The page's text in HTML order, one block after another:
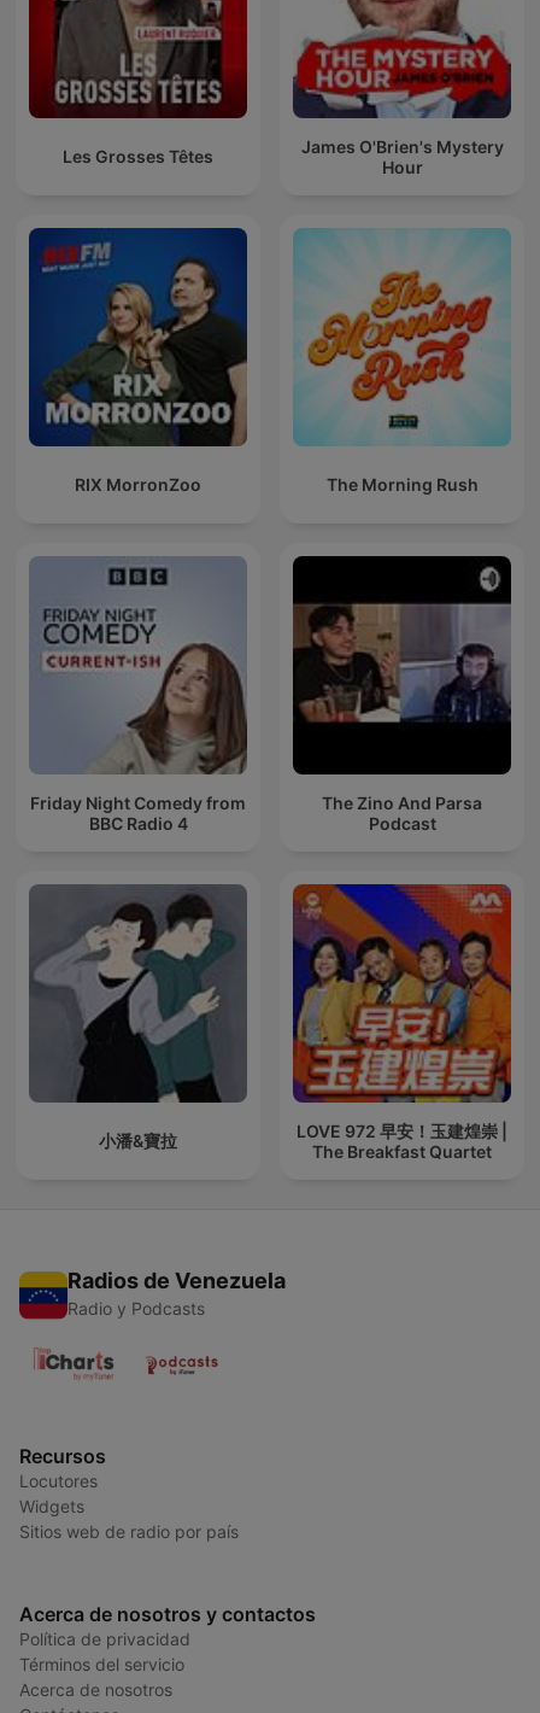
Les Grosses Têtes
James O'Brien's Mystery
Hour
RIX MorronZoo The Morning Rush
Friday Night Comedy from
BBC Radio 4
The Zino And Parsa
Podcast
小潘&寶拉
LOVE 972 早安！玉建煌崇 |
The Breakfast Quartet
Radios de Venezuela
Radio y Podcasts
Recursos
Locutores
Widgets
Sitios web de radio por país
Acerca de nosotros y contactos
Política de privacidad
Términos del servicio
Acerca de nosotros